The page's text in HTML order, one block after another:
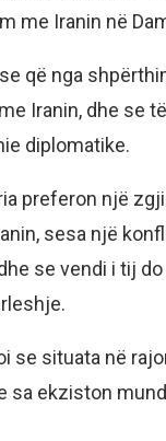
me Iranin në
që nga
Iranin, dhe se
diplomatike.
preferon një
sesa një
se vendi i tij
se situata në
sa ekziston